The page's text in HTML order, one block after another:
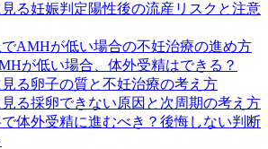
る妊娠判定陽性後の流産リスクと注意
AMHが低い場合の不妊治療の進め方
が低い場合、体外受精はできる？
る卵子の質と不妊治療の考え方
る採卵できない原因と次周期の考え方
体外受精に進むべき？後悔しない判断